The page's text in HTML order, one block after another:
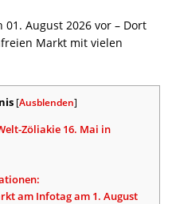
August 2026 vor – Dort
Markt mit vielen
[Ausblenden]
Zöliakie 16. Mai in
am Infotag am 1. August